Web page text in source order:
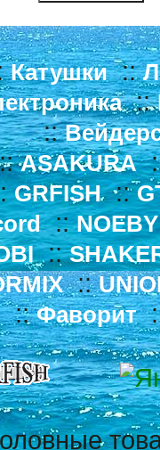
Катушки::
::
::
ASAKURA
GRFISH::
::NOEBY
::
::
::Фаворит